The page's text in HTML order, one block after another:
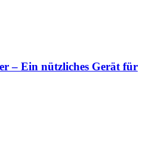
– Ein nützliches Gerät für